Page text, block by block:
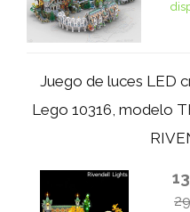
Juego de luces LED
Lego 10316, modelo